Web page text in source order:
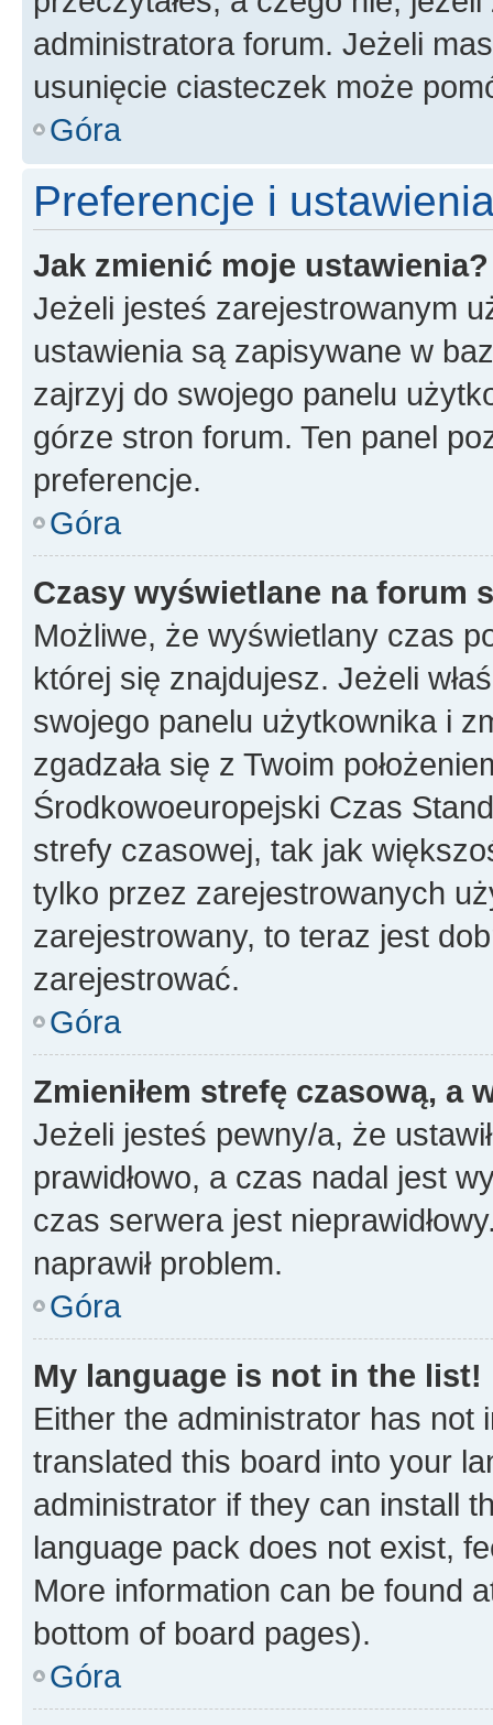
administratora forum. Jeżeli
usunięcie ciasteczek może
Góra
Preferencje i
Jak zmienić moje ustawienia?
Jeżeli jesteś zarejestrowanym
ustawienia są zapisywane w
zajrzyj do swojego panelu
górze stron forum. Ten panel
preferencje.
Góra
Czasy wyświetlane na forum
Możliwe, że wyświetlany czas
której się znajdujesz. Jeżeli
swojego panelu użytkownika i
zgadzała się z Twoim
Środkowoeuropejski Czas
strefy czasowej, tak jak
tylko przez zarejestrowanych
zarejestrowany, to teraz jest
zarejestrować.
Góra
Zmieniłem strefę czasową, a
Jeżeli jesteś pewny/a, że
prawidłowo, a czas nadal jest
czas serwera jest
naprawił problem.
Góra
My language is not in the list!
Either the administrator has not
translated this board into your
administrator if they can install
language pack does not exist,
More information can be found
bottom of board pages).
Góra